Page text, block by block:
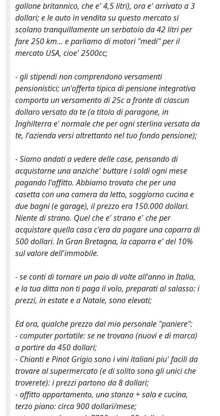
gallone britannico, che e' 4,5 litri), ora e' arrivato a 3
dollari; e le auto in vendita su questo mercato si
scolano tranquillamente un serbatoio da 42 litri per
fare 250 km... e parliamo di motori "medi" per il
mercato USA, cioe' 2500cc;
- gli stipendi non comprendono versamenti
pensionistici; un'offerta tipica di pensione integrativa
comporta un versamento di 25c a fronte di ciascun
dollaro versato da te (a titolo di paragone, in
Inghilterra e' normale che per ogni sterlina versata da
te, l'azienda versi altrettanto nel tuo fondo pensione);
- Siamo andati a vedere delle case, pensando di
acquistarne una anziche' buttare i soldi ogni mese
pagando l'affitto. Abbiamo trovato che per una
casetta con una camera da letto, soggiorno cucina e
due bagni (e garage), il prezzo era 150.000 dollari.
Niente di strano. Quel che e' strano e' che per
acquistare quella casa c'era da pagare una caparra di
500 dollari. In Gran Bretagna, la caparra e' del 10%
sul valore dell'immobile.
- se conti di tornare un paio di volte all'anno in Italia,
e la tua ditta non ti paga il volo, preparati al salasso: i
prezzi, in estate e a Natale, sono elevati;
Ed ora, qualche prezzo dal mio personale "paniere":
- computer portatile: se ne trovano (nuovi e di marca)
a partire da 450 dollari;
- Chianti e Pinot Grigio sono i vini italiani piu' facili da
trovare al supermercato (e di solito sono gli unici che
troverete): i prezzi partono da 8 dollari;
- affitto appartamento, una stanza + sala e cucina,
terzo piano: circa 900 dollari/mese;